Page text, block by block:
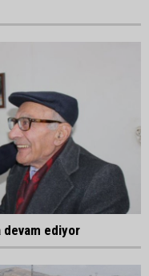
devam ediyor